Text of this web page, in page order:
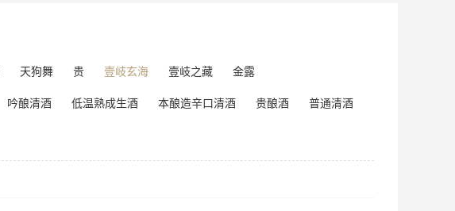
天狗舞 贵 壹岐玄海 壹岐之藏 金露
吟酿清酒 低温熟成生酒 本酿造辛口清酒 贵酿酒 普通清酒